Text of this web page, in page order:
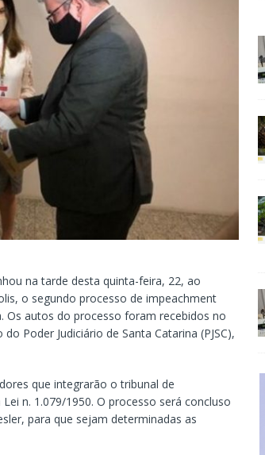
na tarde desta quinta-feira, 22, ao
o segundo processo de impeachment
Os autos do processo foram recebidos no
Poder Judiciário de Santa Catarina (PJSC),
que integrarão o tribunal de
n. 1.079/1950. O processo será concluso
para que sejam determinadas as